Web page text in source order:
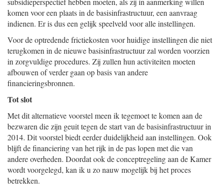
komen voor een plaats in de basisinfrastructuur, een aanvraag
indienen. Er is dus een gelijk speelveld voor alle instellingen.
Voor de optredende frictiekosten voor huidige instellingen die niet
terugkomen in de nieuwe basisinfrastructuur zal worden voorzien
in zorgvuldige procedures. Zij zullen hun activiteiten moeten
afbouwen of verder gaan op basis van andere
financieringsbronnen.
Tot slot
Met dit alternatieve voorstel meen ik tegemoet te komen aan de
bezwaren die zijn geuit tegen de start van de basisinfrastructuur in
2014. Dit voorstel biedt eerder duidelijkheid aan instellingen. Ook
blijft de financiering van het rijk in de pas lopen met die van
andere overheden. Doordat ook de conceptregeling aan de Kamer
wordt voorgelegd, kan ik u zo nauw mogelijk bij het proces
betrekken.